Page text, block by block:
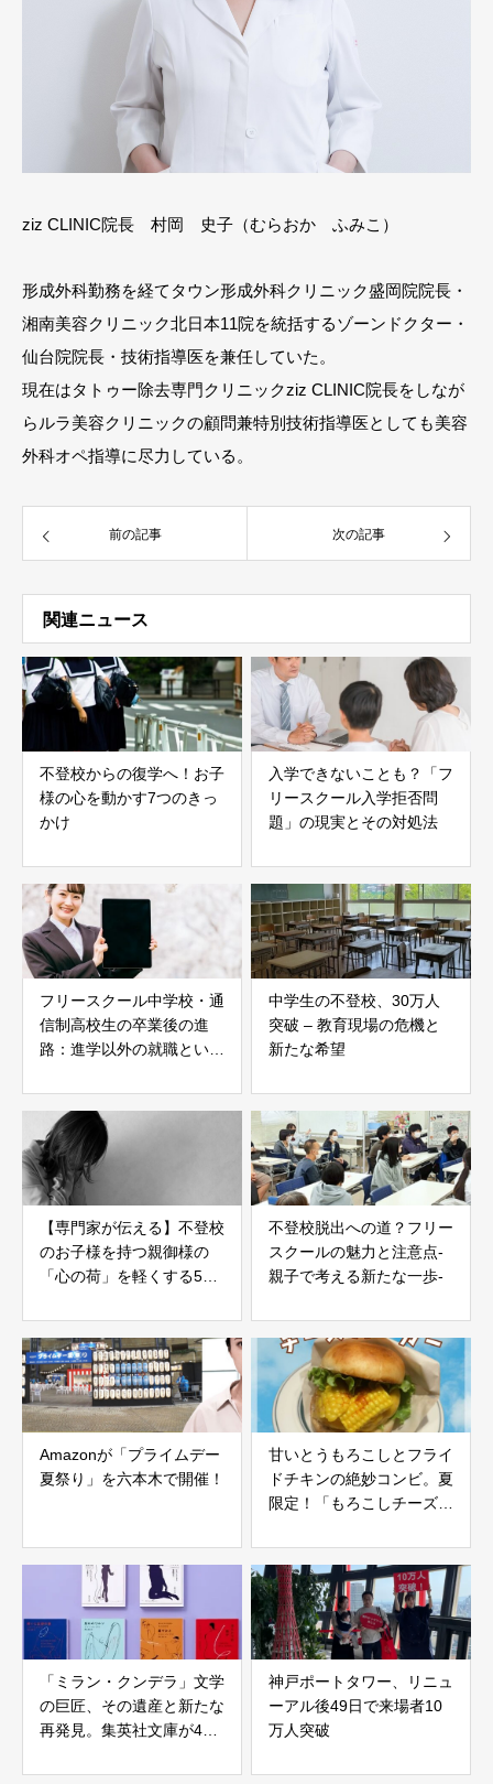
ziz CLINIC院長 村岡 史子（むらおか ふみこ）
形成外科勤務を経てタウン形成外科クリニック盛岡院院長・
湘南美容クリニック北日本11院を統括するゾーンドクター・
仙台院院長・技術指導医を兼任していた。
現在はタトゥー除去専門クリニックziz CLINIC院長をしなが
らルラ美容クリニックの顧問兼特別技術指導医としても美容
外科オペ指導に尽力している。
前の記事 次の記事
関連ニュース
不登校からの復学へ！お子
様の心を動かす7つのきっ
かけ
入学できないことも？「フ
リースクール入学拒否問
題」の現実とその対処法
フリースクール中学校・通
信制高校生の卒業後の進
路：進学以外の就職という
中学生の不登校、30万人
突破 – 教育現場の危機と
新たな希望
【専門家が伝える】不登校
のお子様を持つ親御様の
「心の荷」を軽くする5つ
不登校脱出への道？フリー
スクールの魅力と注意点-
親子で考える新たな一歩-
Amazonが「プライムデー
夏祭り」を六本木で開催！
甘いとうもろこしとフライ
ドチキンの絶妙コンビ。夏
限定！「もろこしチーズバ
「ミラン・クンデラ」文学
の巨匠、その遺産と新たな
再発見。集英社文庫が4タ
神戸ポートタワー、リニュ
ーアル後49日で来場者10
万人突破